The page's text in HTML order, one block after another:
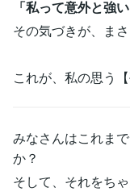
「私って意外と強い
その気づきが、ま
これが、私の思う
みなさんはこれま
か？
そして、それをち